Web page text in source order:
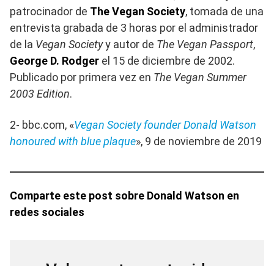
patrocinador de The Vegan Society, tomada de una
entrevista grabada de 3 horas por el administrador
de la Vegan Societyy autor de The Vegan Passport,
George D. Rodger el 15 de diciembre de 2002.
Publicado por primera vez en The Vegan Summer
2003 Edition.
2- bbc.com, «Vegan Society founder Donald Watson
honoured with blue plaque», 9 de noviembre de 2019
Comparte este post sobre Donald Watson en
redes sociales